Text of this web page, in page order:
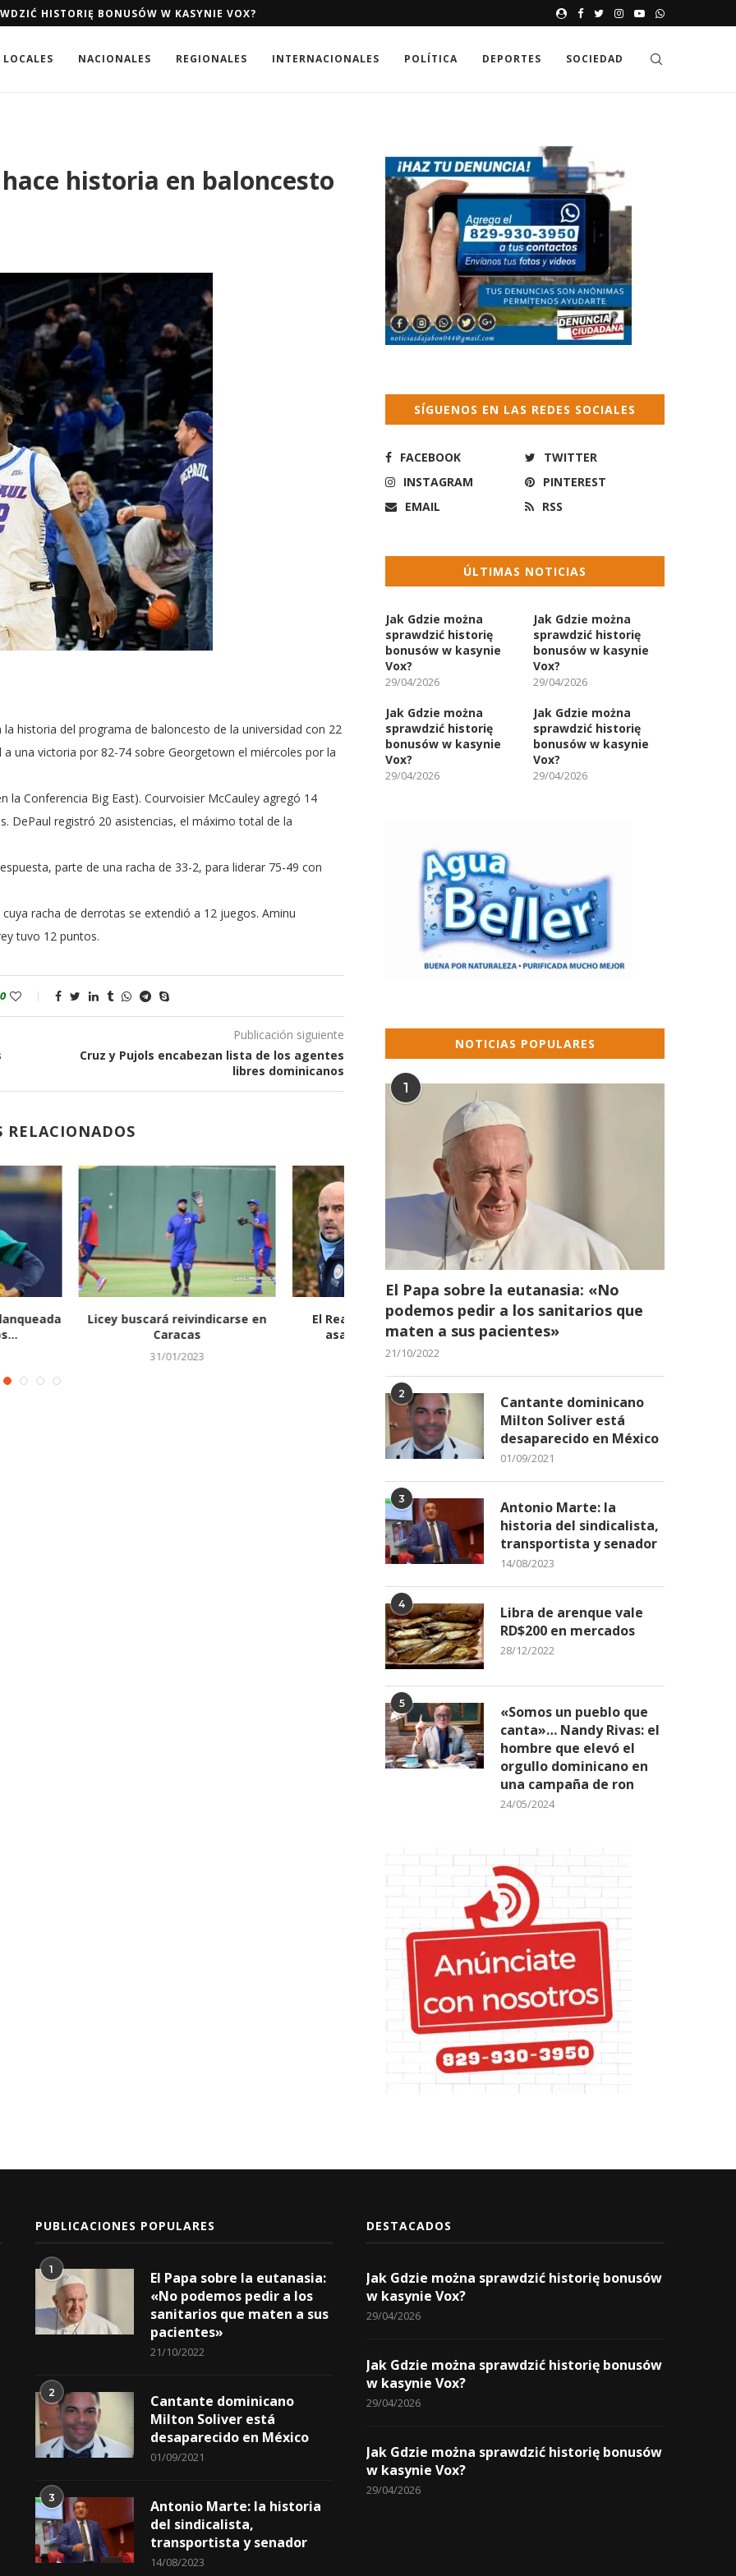
HISTORIĘ BONUSÓW W KASYNIE VOX? JAK GDZIE MOŻNA
LOCALES NACIONALES REGIONALES INTERNACIONALES POLÍTICA DEPORTES SOCIEDAD
historia en baloncesto
historia del programa de baloncesto de la universidad con 22
una victoria por 82-74 sobre Georgetown el miércoles por la
la Conferencia Big East). Courvoisier McCauley agregó 14
DePaul registró 20 asistencias, el máximo total de la
parte de una racha de 33-2, para liderar 75-49 con
racha de derrotas se extendió a 12 juegos. Aminu
tuvo 12 puntos.
0
Publicación siguiente
Cruz y Pujols encabezan lista de los agentes
libres dominicanos
RELACIONADOS
City, primer
una plaza...
Miguel Cabrera dispara tres hits
y se coloca...
Framber Valdez logra se victoria
10 con los...
31/08/2023
La NBA se prepara para la
SÍGUENOS EN LAS REDES SOCIALES
FACEBOOK
TWITTER
INSTAGRAM
PINTEREST
EMAIL
RSS
ÚLTIMAS NOTICIAS
Jak Gdzie można
sprawdzić historię
bonusów w kasynie
Vox?
29/04/2026
Jak Gdzie można
sprawdzić historię
bonusów w kasynie
Vox?
29/04/2026
Jak Gdzie można
sprawdzić historię
bonusów w kasynie
Vox?
29/04/2026
Jak Gdzie można
sprawdzić historię
bonusów w kasynie
Vox?
29/04/2026
NOTICIAS POPULARES
1
El Papa sobre la eutanasia: «No
podemos pedir a los sanitarios que
maten a sus pacientes»
21/10/2022
2
Cantante dominicano
Milton Soliver está
desaparecido en México
01/09/2021
3
Antonio Marte: la
historia del sindicalista,
transportista y senador
14/08/2023
4
Libra de arenque vale
RD$200 en mercados
28/12/2022
5
«Somos un pueblo que
canta»… Nandy Rivas: el
hombre que elevó el
orgullo dominicano en
una campaña de ron
24/05/2024
PUBLICACIONES POPULARES
1
El Papa sobre la eutanasia:
«No podemos pedir a los
sanitarios que maten a sus
pacientes»
21/10/2022
2
Cantante dominicano
Milton Soliver está
desaparecido en México
01/09/2021
3
Antonio Marte: la historia
del sindicalista,
transportista y senador
14/08/2023
DESTACADOS
Jak Gdzie można sprawdzić historię bonusów
w kasynie Vox?
29/04/2026
Jak Gdzie można sprawdzić historię bonusów
w kasynie Vox?
29/04/2026
Jak Gdzie można sprawdzić historię bonusów
w kasynie Vox?
29/04/2026